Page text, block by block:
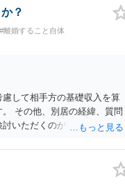
？
#離婚すること自体
して相手方の基礎収入を算
その他、別居の経緯、質問
いただくのが良いかと思い